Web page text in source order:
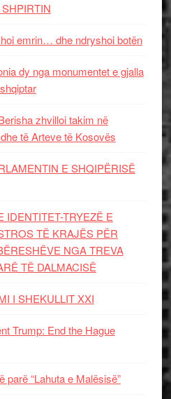
emrin… dhe ndryshoi botën
dy nga monumentet e gjalla
zhvilloi takim në
të Arteve të Kosovës
E SHQIPËRISË
IDENTITET-TRYEZË E
TË KRAJËS PËR
NGA TREVA
TË DALMACISË
I SHEKULLIT XXI
Trump: End the Hague
parë “Lahuta e Malësisë”